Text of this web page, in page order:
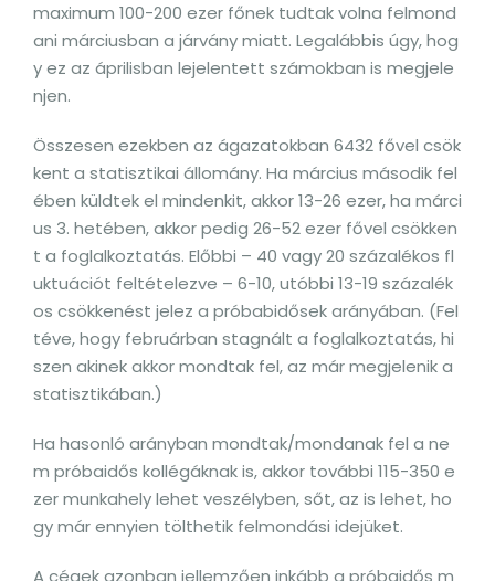
maximum 100-200 ezer főnek tudtak volna felmond
ani márciusban a járvány miatt. Legalábbis úgy, hog
y ez az áprilisban lejelentett számokban is megjele
njen.
Összesen ezekben az ágazatokban 6432 fővel csök
kent a statisztikai állomány. Ha március második fel
ében küldtek el mindenkit, akkor 13-26 ezer, ha márci
us 3. hetében, akkor pedig 26-52 ezer fővel csökken
t a foglalkoztatás. Előbbi – 40 vagy 20 százalékos fl
uktuációt feltételezve – 6-10, utóbbi 13-19 százalék
os csökkenést jelez a próbabidősek arányában. (Fel
téve, hogy februárban stagnált a foglalkoztatás, hi
szen akinek akkor mondtak fel, az már megjelenik a
statisztikában.)
Ha hasonló arányban mondtak/mondanak fel a ne
m próbaidős kollégáknak is, akkor további 115-350 e
zer munkahely lehet veszélyben, sőt, az is lehet, ho
gy már ennyien tölthetik felmondási idejüket.
A cégek azonban jellemzően inkább a próbaidős m